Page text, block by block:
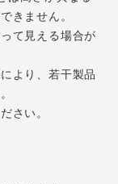
きません。
て見える場合が
より、若干製品
さい。